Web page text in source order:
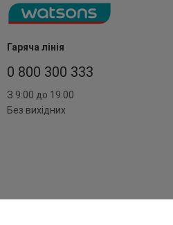
Гаряча лінія
0 800 300 333
З 9:00 до 19:00
Без вихідних